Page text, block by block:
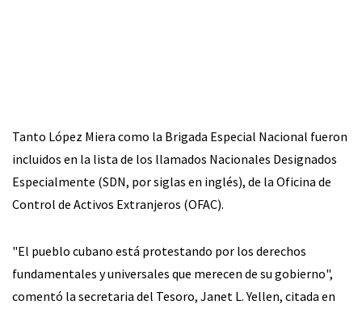
Tanto López Miera como la Brigada Especial Nacional fueron
incluidos en la lista de los llamados Nacionales Designados
Especialmente (SDN, por siglas en inglés), de la Oficina de
Control de Activos Extranjeros (OFAC).
"El pueblo cubano está protestando por los derechos
fundamentales y universales que merecen de su gobierno",
comentó la secretaria del Tesoro, Janet L. Yellen, citada en